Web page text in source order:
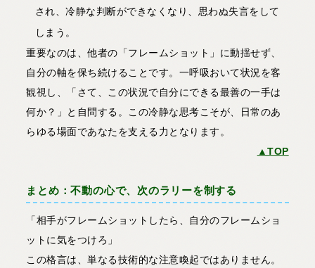
され、冷静な判断ができなくなり、思わぬ失言をして
しまう。
重要なのは、他者の「フレームショット」に動揺せず、
自分の軸を保ち続けることです。一呼吸おいて状況を客
観視し、「さて、この状況で自分にできる最善の一手は
何か？」と自問する。この冷静な思考こそが、日常のあ
らゆる場面であなたを支える力となります。
▲TOP
まとめ：不動の心で、次のラリーを制する
「相手がフレームショットしたら、自分のフレームショ
ットに気をつけろ」
この格言は、単なる技術的な注意喚起ではありません。